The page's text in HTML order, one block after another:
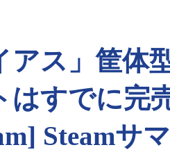
アス」筐体
はすでに完
Steamサ